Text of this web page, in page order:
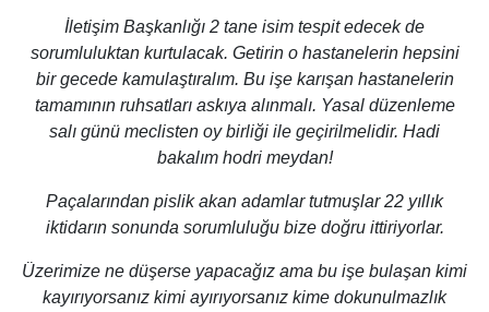
İletişim Başkanlığı 2 tane isim tespit edecek de
sorumluluktan kurtulacak. Getirin o hastanelerin hepsini
bir gecede kamulaştıralım. Bu işe karışan hastanelerin
tamamının ruhsatları askıya alınmalı. Yasal düzenleme
salı günü meclisten oy birliği ile geçirilmelidir. Hadi
bakalım hodri meydan!
Paçalarından pislik akan adamlar tutmuşlar 22 yıllık
iktidarın sonunda sorumluluğu bize doğru ittiriyorlar.
Üzerimize ne düşerse yapacağız ama bu işe bulaşan kimi
kayırıyorsanız kimi ayırıyorsanız kime dokunulmazlık